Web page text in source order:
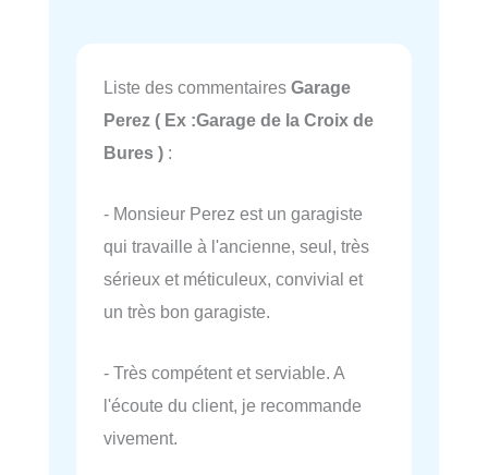
Liste des commentaires Garage
Perez ( Ex :Garage de la Croix de
Bures ) :
- Monsieur Perez est un garagiste
qui travaille à l'ancienne, seul, très
sérieux et méticuleux, convivial et
un très bon garagiste.
- Très compétent et serviable. A
l'écoute du client, je recommande
vivement.